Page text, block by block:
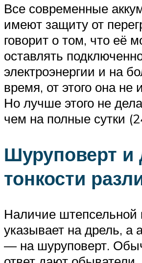
Все современные
имеют защиту от
говорит о том, что её
оставлять
электроэнергии и на
время, от этого она не
Но лучше этого не
чем на полные сутки
Шуруповерт и
тонкости
Наличие штепсельной
указывает на дрель, а
— на шуруповерт.